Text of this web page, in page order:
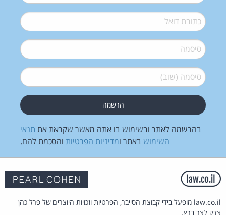
דואל*
סיסמה*
סיסמה (שוב)*
בהרשמה לאתר ובשימוש בו אתה מאשר שקראת את תנאי
השימוש באתר ומדיניות הפרטיות והסכמת להם.
law.co.il מופעל בידי קבוצת הסייבר, הפרטיות וזכויות היוצרים של פרל כהן
צדק לצר ברץ.